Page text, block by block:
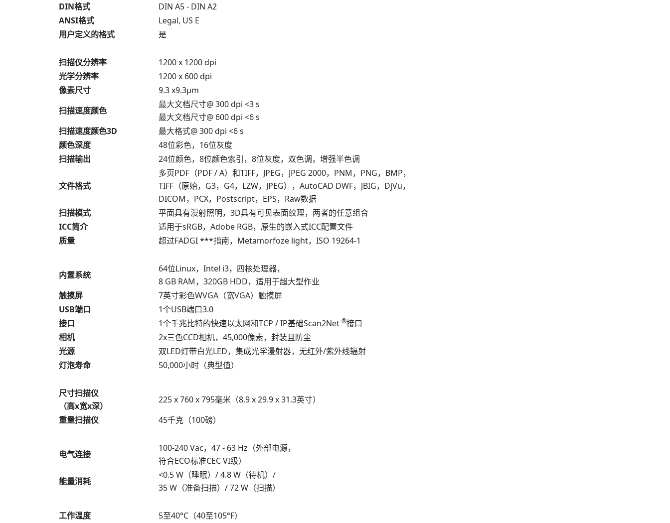
DIN格式
DIN A5 - DIN A2
ANSI格式
Legal, US E
用户定义的格式
是
扫描仪分辨率
1200 x 1200 dpi
光学分辨率
1200 x 600 dpi
像素尺寸
9.3 x9.3μm
扫描速度颜色
最大文档尺寸@ 300 dpi <3 s
最大文档尺寸@ 600 dpi <6 s
扫描速度颜色3D
最大格式@ 300 dpi <6 s
颜色深度
48位彩色，16位灰度
扫描输出
24位颜色，8位颜色索引，8位灰度，双色调，增强半色调
文件格式
多页PDF（PDF / A）和TIFF，JPEG，JPEG 2000，PNM，PNG，BMP，
TIFF（原始，G3，G4，LZW，JPEG），AutoCAD DWF，JBIG，DjVu，
DICOM，PCX，Postscript，EPS，Raw数据
扫描模式
平面具有漫射照明，3D具有可见表面纹理，两者的任意组合
ICC简介
适用于sRGB，Adobe RGB，原生的嵌入式ICC配置文件
质量
超过FADGI ***指南，Metamorfoze light，ISO 19264-1
内置系统
64位Linux，Intel i3，四核处理器，
8 GB RAM，320GB HDD，适用于超大型作业
触摸屏
7英寸彩色WVGA（宽VGA）触摸屏
USB端口
1个USB端口3.0
接口
1个千兆比特的快速以太网和TCP / IP基础Scan2Net ®接口
相机
2x三色CCD相机，45,000像素，封装且防尘
光源
双LED灯带白光LED，集成光学漫射器，无红外/紫外线辐射
灯泡寿命
50,000小时（典型值）
尺寸扫描仪
（高x宽x深）
225 x 760 x 795毫米（8.9 x 29.9 x 31.3英寸）
重量扫描仪
45千克（100磅）
电气连接
100-240 Vac，47 - 63 Hz（外部电源，
符合ECO标准CEC VI级）
能量消耗
<0.5 W（睡眠）/ 4.8 W（待机）/
35 W（准备扫描）/ 72 W（扫描）
工作温度
5至40°C（40至105°F）